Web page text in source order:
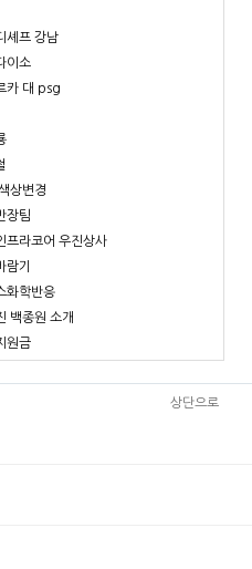
셰프 강남
이소
카 대 psg
상변경
장팀
프라코어 우진상사
람기
화학반응
백종원 소개
원금
상단으로